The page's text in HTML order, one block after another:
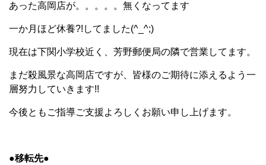
あった高岡店が。。。。。無くなってます
一か月ほど休養?!してました(^_^;)
現在は下関小学校近く、芳野郵便局の隣で営業してます。
まだ殺風景な高岡店ですが、皆様のご期待に添えるよう一
層努力していきます!!
今後ともご指導ご支援よろしくお願い申し上げます。
●移転先●